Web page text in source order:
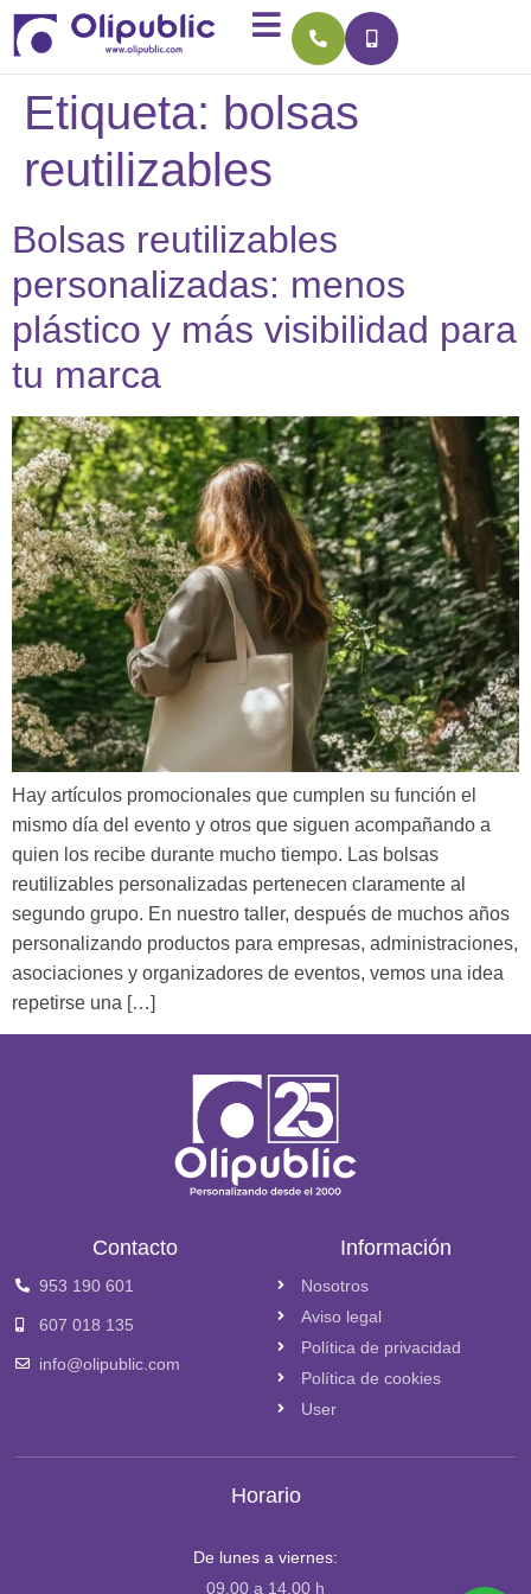
Etiqueta: bolsas
reutilizables
Bolsas reutilizables
personalizadas: menos
plástico y más visibilidad para
tu marca
Hay artículos promocionales que cumplen su función el
mismo día del evento y otros que siguen acompañando a
quien los recibe durante mucho tiempo. Las bolsas
reutilizables personalizadas pertenecen claramente al
segundo grupo. En nuestro taller, después de muchos años
personalizando productos para empresas, administraciones,
asociaciones y organizadores de eventos, vemos una idea
repetirse una […]
Contacto
953 190 601
607 018 135
info@olipublic.com
Información
Nosotros
Aviso legal
Política de privacidad
Política de cookies
User
Horario
De lunes a viernes:
09.00 a 14.00 h